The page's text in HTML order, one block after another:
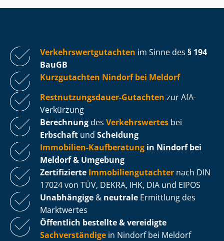
Ver­kehrs­wert­gut­ach­ten im Sinne des § 194
BauGB
Kurzgutachten Nindorf bei Meldorf
Rest­nut­zungs­dau­er-Gutachten zur AfA-
Verkürzung
Berechnung des Verkehrswertes bei
Erbschaft und Scheidung
Immobilien-Kaufberatung in Nindorf bei
Meldorf & Umgebung
Zertifizierte Im­mo­bi­li­en­gut­ach­ter nach DIN
17024 von TÜV, DEKRA, IHK, DIA und EIPOS
Unabhängige & neutrale Ermittlung des
Marktwertes
Öffentlich bestellte & vereidigte
Sachverständige in Nindorf bei Meldorf